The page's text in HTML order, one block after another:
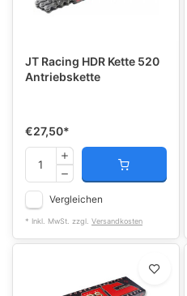
JT Racing HDR Kette 520
Antriebskette
€27,50*
Vergleichen
* Inkl. MwSt. zzgl. Versandkosten